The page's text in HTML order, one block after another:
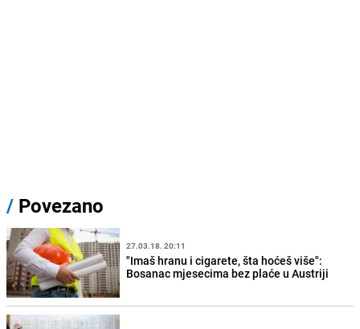
/ Povezano
27.03.18. 20:11
"Imaš hranu i cigarete, šta hoćeš više":
Bosanac mjesecima bez plaće u Austriji